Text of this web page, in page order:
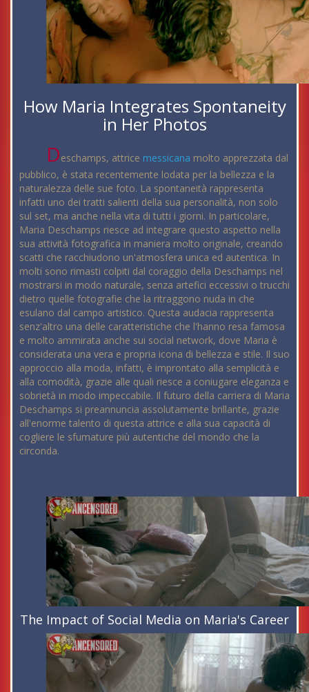
How Maria Integrates Spontaneity
in Her Photos
Deschamps, attrice messicana molto apprezzata dal
pubblico, è stata recentemente lodata per la bellezza e la
naturalezza delle sue foto. La spontaneità rappresenta
infatti uno dei tratti salienti della sua personalità, non solo
sul set, ma anche nella vita di tutti i giorni. In particolare,
Maria Deschamps riesce ad integrare questo aspetto nella
sua attività fotografica in maniera molto originale, creando
scatti che racchiudono un'atmosfera unica ed autentica. In
molti sono rimasti colpiti dal coraggio della Deschamps nel
mostrarsi in modo naturale, senza artefici eccessivi o trucchi
dietro quelle fotografie che la ritraggono nuda in che
esulano dal campo artistico. Questa audacia rappresenta
senz'altro una delle caratteristiche che l'hanno resa famosa
e molto ammirata anche sui social network, dove Maria è
considerata una vera e propria icona di bellezza e stile. Il suo
approccio alla moda, infatti, è improntato alla semplicità e
alla comodità, grazie alle quali riesce a coniugare eleganza e
sobrietà in modo impeccabile. Il futuro della carriera di Maria
Deschamps si preannuncia assolutamente brillante, grazie
all'enorme talento di questa attrice e alla sua capacità di
cogliere le sfumature più autentiche del mondo che la
circonda.
The Impact of Social Media on Maria's Career